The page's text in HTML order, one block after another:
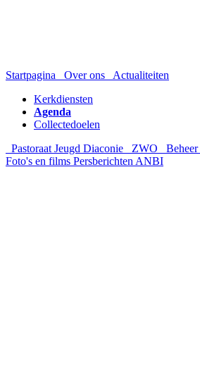
Startpagina Over ons
Actualiteiten
Kerkdiensten
Agenda
Collectedoelen
Pastoraat Jeugd Diaconie ZWO Beheer
Foto's en films Persberichten ANBI